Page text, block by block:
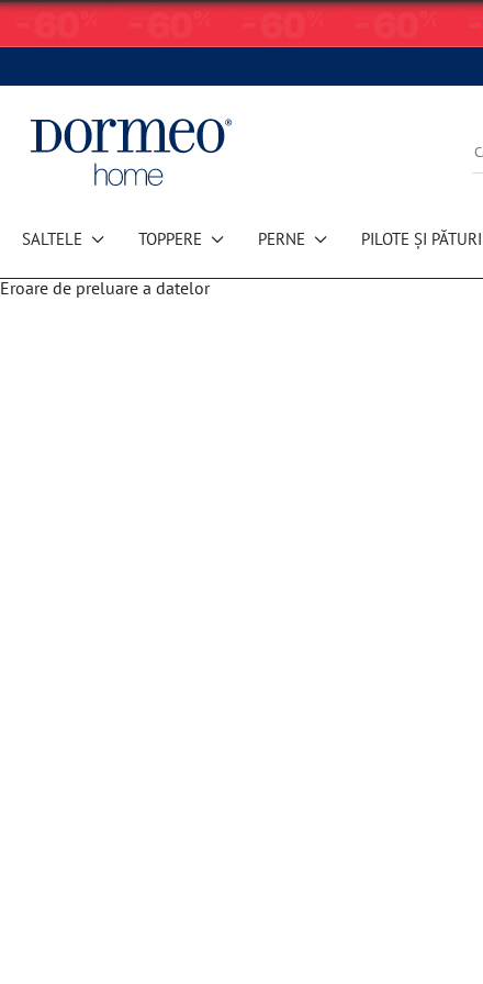
SALTELE TOPPERE PERNE PILOTE ȘI PĂTURI
Eroare de preluare a datelor